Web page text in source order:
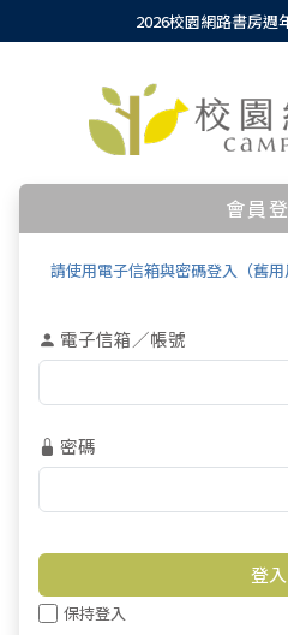
2026校園網路書房週
會員
請使用電子信箱與密碼登入（舊用
電子信箱／帳號
密碼
保持登入